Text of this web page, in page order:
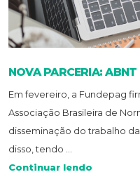
NOVA PARCERIA: ABNT
Em fevereiro, a Fundepag
Associação Brasileira de
disseminação do trabalho
disso, tendo ...
Continuar lendo